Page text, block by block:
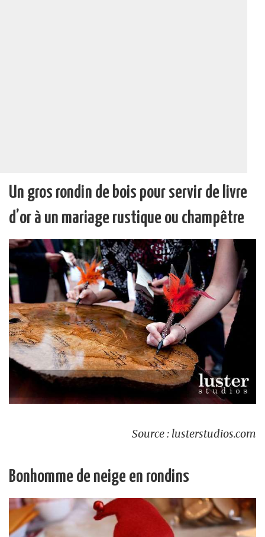
Un gros rondin de bois pour servir de livre
d’or à un mariage rustique ou champêtre
Source : lusterstudios.com
Bonhomme de neige en rondins